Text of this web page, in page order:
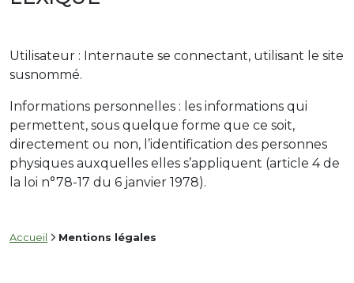
Utilisateur : Internaute se connectant, utilisant le site
susnommé.
Informations personnelles : les informations qui
permettent, sous quelque forme que ce soit,
directement ou non, l’identification des personnes
physiques auxquelles elles s’appliquent (article 4 de
la loi n°78-17 du 6 janvier 1978).
Accueil Mentions légales